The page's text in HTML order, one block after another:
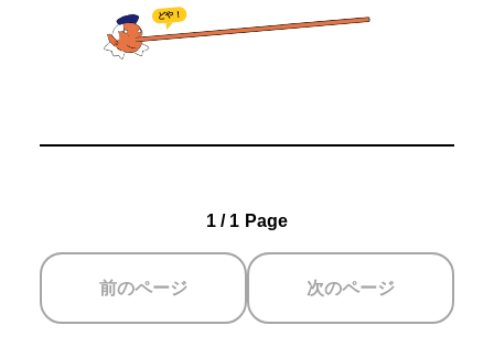
どや！
1 / 1 Page
前のページ 次のページ